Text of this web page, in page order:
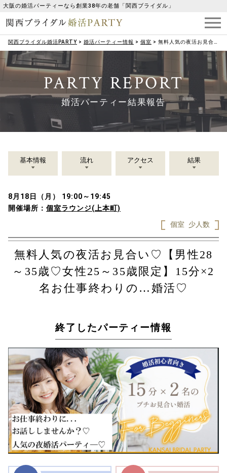
大阪の婚活パーティーなら創業38年の老舗「関西ブライダル」
関西ブライダル婚活PARTY > 婚活パーティー情報 > 個室 > 無料人気の夜活お見合い♡【男性28～35歳♡女性25～35歳限定】15分×2名お仕事終わりの…婚活♡
PARTY REPORT
婚活パーティー結果報告
基本情報 流れ アクセス 結果
8月18日（月） 19:00～19:45
開催場所： 個室ラウンジ(上本町)
個室
少人数
無料人気の夜活お見合い♡【男性28
～35歳♡女性25～35歳限定】15分×2
名お仕事終わりの…婚活♡
終了したパーティー情報